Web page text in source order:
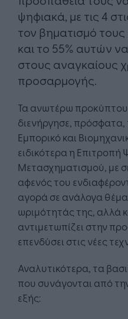
ψηφιακά, με τις 4
τον βηματισμό
και το 55% αυτών
στους αναγκαίους
προσαρμογής.
Τα ανωτέρω
διενήργησε, πρόσφατα,
Εμπορικό και
ειδικότερα η Επιτροπή
Μετασχηματισμού, με
αφενός του
αγορά σε ανάλογα
ωριμότητάς της, αλλά
αντιμετωπίζει στην
επενδύσει στις νέες
Αναλυτικότερα, τα
που συνάγονται από
εξής: